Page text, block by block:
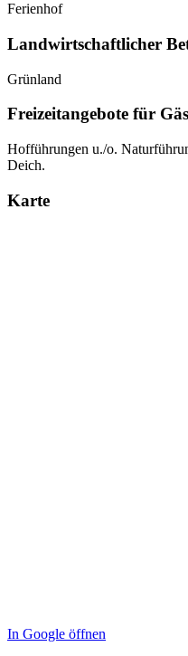
Ferienhof
Landwirtschaftlicher
Grünland
Freizeitangebote für
Hofführungen u./o.
Deich.
Karte
In Google öffnen